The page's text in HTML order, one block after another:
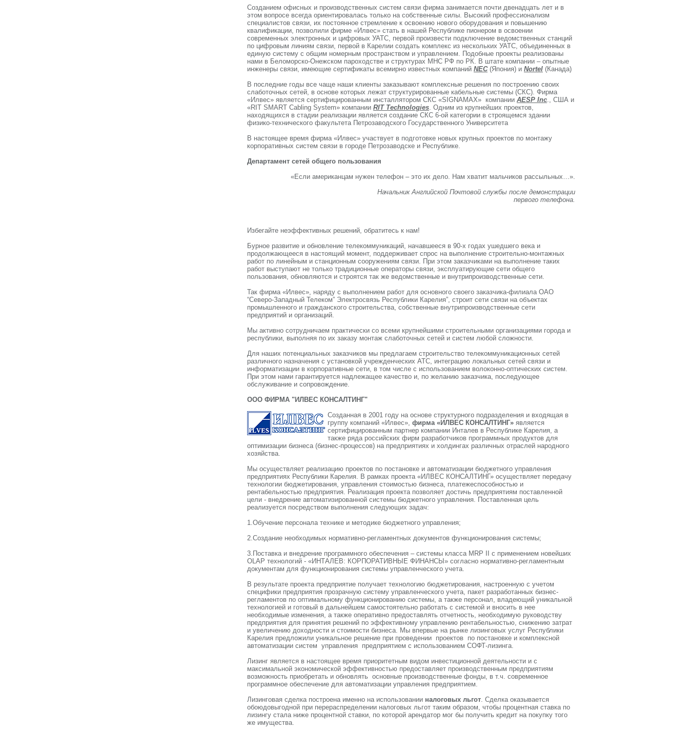
Созданием офисных и производственных систем связи фирма занимается почти двенадцать лет и в
этом вопросе всегда ориентировалась только на собственные силы. Высокий профессионализм
специалистов связи, их постоянное стремление к освоению нового оборудования и повышению
квалификации, позволили фирме «Илвес» стать в нашей Республике пионером в освоении
современных электронных и цифровых УАТС, первой произвести подключение ведомственных станций
по цифровым линиям связи, первой в Карелии создать комплекс из нескольких УАТС, объединенных в
единую систему с общим номерным пространством и управлением. Подобные проекты реализованы
нами в Беломорско-Онежском пароходстве и структурах МНС РФ по РК. В штате компании – опытные
инженеры связи, имеющие сертификаты всемирно известных компаний NEC(Япония) и Nortel (Канада)
В последние годы все чаще наши клиенты заказывают комплексные решения по построению своих
слаботочных сетей, в основе которых лежат структурированные кабельные системы (СКС). Фирма
«Илвес» является сертифицированным инсталлятором СКС «SIGNAMAX» компании AESP Inc., США и
«RIT SMART Cabling System» компании RIT Technologies. Одним из крупнейших проектов,
находящихся в стадии реализации является создание СКС 6-ой категории в строящемся здании
физико-технического факультета Петрозаводского Государственного Университета
В настоящее время фирма «Илвес» участвует в подготовке новых крупных проектов по монтажу
корпоративных систем связи в городе Петрозаводске и Республике.
Департамент сетей общего пользования
«Если американцам нужен телефон – это их дело. Нам хватит мальчиков рассыльных…».
Начальник Английской Почтовой службы после демонстрации
первого телефона.
Избегайте неэффективных решений, обратитесь к нам!
Бурное развитие и обновление телекоммуникаций, начавшееся в 90-х годах ушедшего века и
продолжающееся в настоящий момент, поддерживает спрос на выполнение строительно-монтажных
работ по линейным и станционным сооружениям связи. При этом заказчиками на выполнение таких
работ выступают не только традиционные операторы связи, эксплуатирующие сети общего
пользования, обновляются и строятся так же ведомственные и внутрипроизводственные сети.
Так фирма «Илвес», наряду с выполнением работ для основного своего заказчика-филиала ОАО
“Северо-Западный Телеком” Электросвязь Республики Карелия”, строит сети связи на объектах
промышленного и гражданского строительства, собственные внутрипроизводственные сети
предприятий и организаций.
Мы активно сотрудничаем практически со всеми крупнейшими строительными организациями города и
республики, выполняя по их заказу монтаж слаботочных сетей и систем любой сложности.
Для наших потенциальных заказчиков мы предлагаем строительство телекоммуникационных сетей
различного назначения с установкой учрежденческих АТС, интеграцию локальных сетей связи и
информатизации в корпоративные сети, в том числе с использованием волоконно-оптических систем.
При этом нами гарантируется надлежащее качество и, по желанию заказчика, последующее
обслуживание и сопровождение.
ООО ФИРМА "ИЛВЕС КОНСАЛТИНГ"
Созданная в 2001 году на основе структурного подразделения и входящая в
группу компаний «Илвес», фирма «ИЛВЕС КОНСАЛТИНГ» является
сертифицированным партнер компании Инталев в Республике Карелия, а
также ряда российских фирм разработчиков программных продуктов для
оптимизации бизнеса (бизнес-процессов) на предприятиях и холдингах различных отраслей народного
хозяйства.
Мы осуществляет реализацию проектов по постановке и автоматизации бюджетного управления
предприятиях Республики Карелия. В рамках проекта «ИЛВЕС КОНСАЛТИНГ» осуществляет передачу
технологии бюджетирования, управления стоимостью бизнеса, платежеспособностью и
рентабельностью предприятия. Реализация проекта позволяет достичь предприятиям поставленной
цели - внедрение автоматизированной системы бюджетного управления. Поставленная цель
реализуется посредством выполнения следующих задач:
1.Обучение персонала технике и методике бюджетного управления;
2.Создание необходимых нормативно-регламентных документов функционирования системы;
3.Поставка и внедрение программного обеспечения – системы класса MRP II с применением новейших
OLAP технологий - «ИНТАЛЕВ: КОРПОРАТИВНЫЕ ФИНАНСЫ» согласно нормативно-регламентным
документам для функционирования системы управленческого учета.
В результате проекта предприятие получает технологию бюджетирования, настроенную с учетом
специфики предприятия прозрачную систему управленческого учета, пакет разработанных бизнес-
регламентов по оптимальному функционированию системы, а также персонал, владеющий уникальной
технологией и готовый в дальнейшем самостоятельно работать с системой и вносить в нее
необходимые изменения, а также оперативно предоставлять отчетность, необходимую руководству
предприятия для принятия решений по эффективному управлению рентабельностью, снижению затрат
и увеличению доходности и стоимости бизнеса. Мы впервые на рынке лизинговых услуг Республики
Карелия предложили уникальное решение при проведении проектов по постановке и комплексной
автоматизации систем управления предприятием с использованием СОФТ-лизинга.
Лизинг является в настоящее время приоритетным видом инвестиционной деятельности и с
максимальной экономической эффективностью предоставляет производственным предприятиям
возможность приобретать и обновлять основные производственные фонды, в т.ч. современное
программное обеспечение для автоматизации управления предприятием.
Лизинговая сделка построена именно на использовании налоговых льгот. Сделка оказывается
обоюдовыгодной при перераспределении налоговых льгот таким образом, чтобы процентная ставка по
лизингу стала ниже процентной ставки, по которой арендатор мог бы получить кредит на покупку того
же имущества.